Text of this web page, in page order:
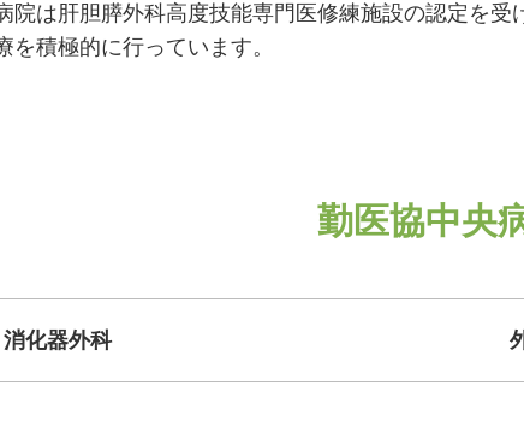
院は肝胆膵外科高度技能専門医修練施設の認定を受
を積極的に行っています。
勤医協中央
消化器外科